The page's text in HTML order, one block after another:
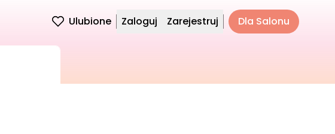
Ulubione Zaloguj Zarejestruj Dla Salonu